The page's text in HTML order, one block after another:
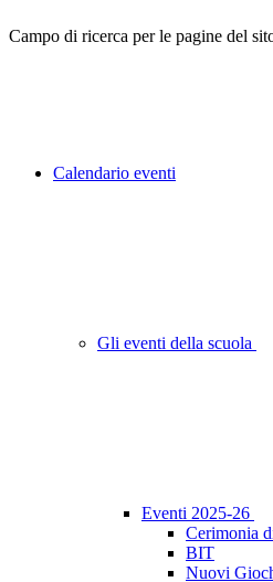
Campo di ricerca per le pagine del
Calendario eventi
Gli eventi della scuola
Eventi 2025-26
Cerimonia
BIT
Nuovi